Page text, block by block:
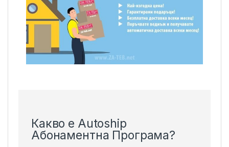
Какво е Autoship
Абонаментна Програма?